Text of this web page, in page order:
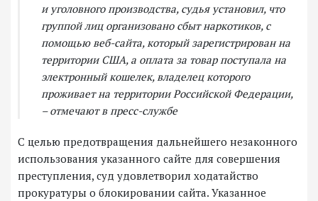
и уголовного производства, судья установил, что
группой лиц организовано сбыт наркотиков, с
помощью веб-сайта, который зарегистрирован на
территории США, а оплата за товар поступала на
электронный кошелек, владелец которого
проживает на территории Российской Федерации,
– отмечают в пресс-службе
С целью предотвращения дальнейшего незаконного
использования указанного сайте для совершения
преступления, суд удовлетворил ходатайство
прокуратуры о блокировании сайта. Указанное